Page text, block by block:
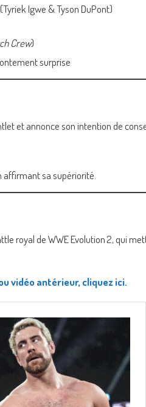
Igwe & Tyson DuPont)
Crew)
surprise
et annonce son intention de
affirmant sa supériorité.
royal de WWE Evolution 2, qui
vidéo antérieur, cliquez ici.